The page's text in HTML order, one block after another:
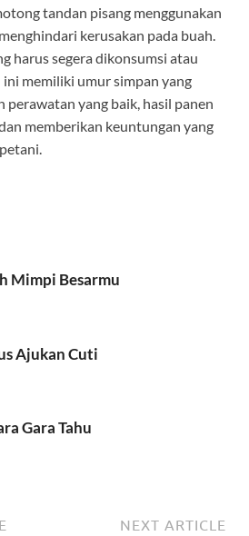
tandan pisang menggunakan
kerusakan pada buah.
harus segera dikonsumsi atau
memiliki umur simpan yang
perawatan yang baik, hasil panen
memberikan keuntungan yang
Mimpi Besarmu
Ajukan Cuti
Gara Tahu
NEXT ARTICLE